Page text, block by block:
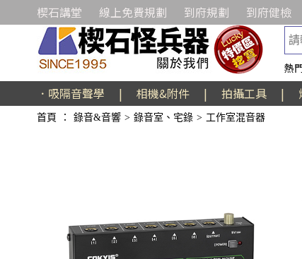
楔石講堂 線上免費規劃 到府規劃 到府健檢
熱
．吸隔音聲學 | 相機&附件 | 拍攝工具 |
首頁 ： 錄音&音響 > 錄音室、宅錄 > 工作室混音器